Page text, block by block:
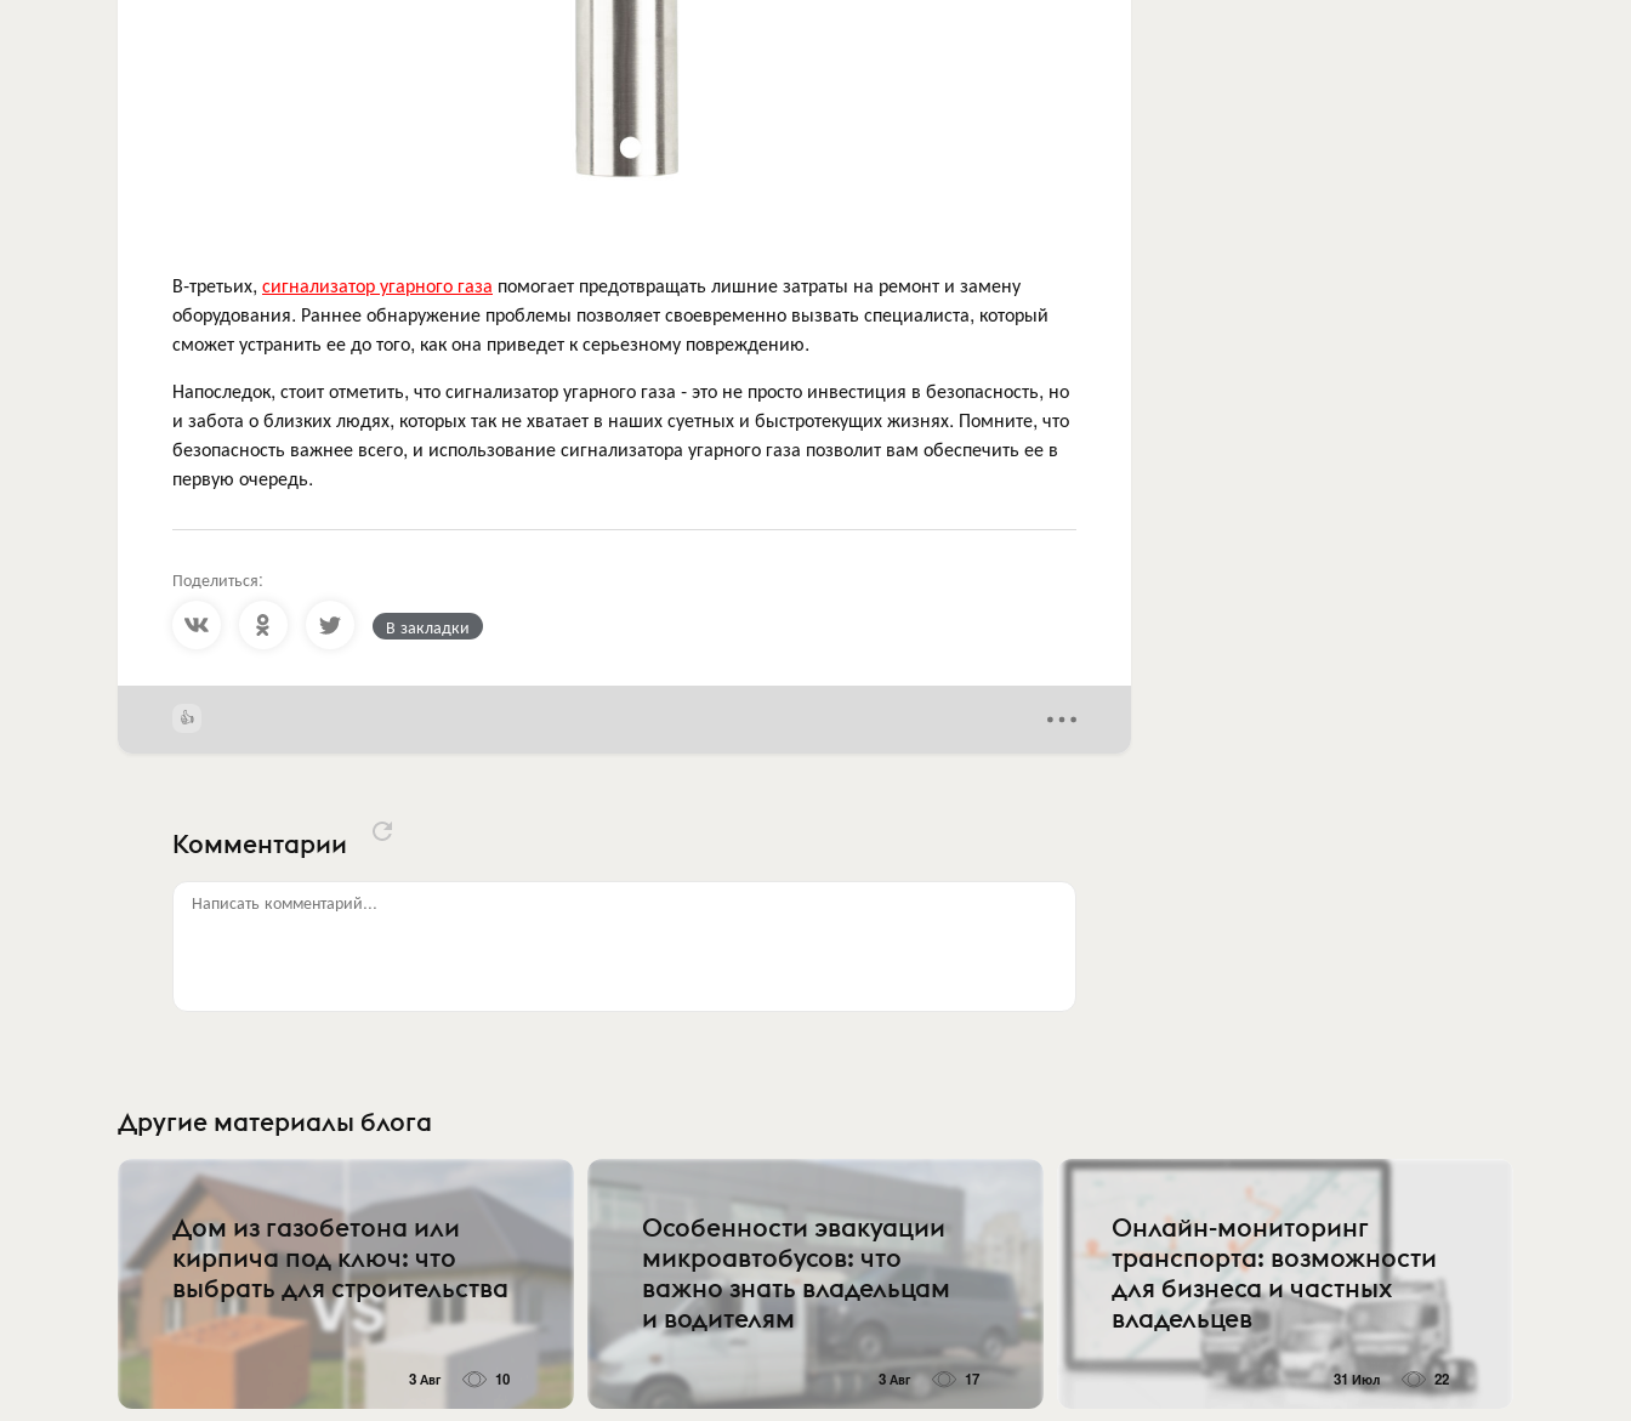
В-третьих, сигнализатор угарного газа помогает предотвращать лишние затраты на ремонт и замену
оборудования. Раннее обнаружение проблемы позволяет своевременно вызвать специалиста, который
сможет устранить ее до того, как она приведет к серьезному повреждению.
Напоследок, стоит отметить, что сигнализатор угарного газа - это не просто инвестиция в безопасность, но
и забота о близких людях, которых так не хватает в наших суетных и быстротекущих жизнях. Помните, что
безопасность важнее всего, и использование сигнализатора угарного газа позволит вам обеспечить ее в
первую очередь.
Поделиться:
В закладки
Комментарии
Написать комментарий...
Другие материалы блога
Дом из газобетона или
кирпича под ключ: что
выбрать для строительства
3 Авг 10
Особенности эвакуации
микроавтобусов: что
важно знать владельцам
и водителям
3 Авг 17
Онлайн-мониторинг
транспорта: возможности
для бизнеса и частных
владельцев
31 Июл 22